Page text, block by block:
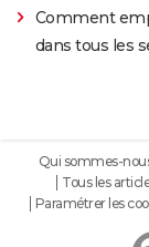
Comment
dans tous les
Qui sommes-
Tous les
Paramétrer les